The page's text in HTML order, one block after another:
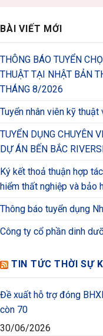
BÀI VIẾT MỚI
THÔNG BÁO TUYỂN
THUẬT TẠI NHẬT BẢN
THÁNG 8/2026
Tuyển nhân viên kỹ
TUYỂN DỤNG CHUYÊN
DỰ ÁN BẾN BẮC
Ký kết thoả thuận hợp
hiểm thất nghiệp và bảo
Thông báo tuyển dụng
Công ty cổ phần dinh
TIN TỨC THỜI SỰ
Đề xuất hỗ trợ đóng
còn 70
30/06/2026